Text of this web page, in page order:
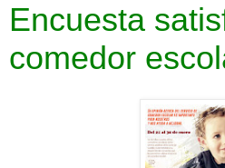
Encuesta
comedor